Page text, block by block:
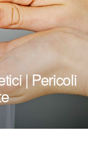
| Pericoli